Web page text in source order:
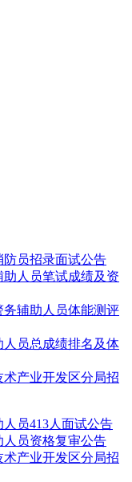
防员招录面试公告
助人员笔试成绩及资
务辅助人员体能测评
人员总成绩排名及体
术产业开发区分局招
员413人面试公告
人员资格复审公告
术产业开发区分局招